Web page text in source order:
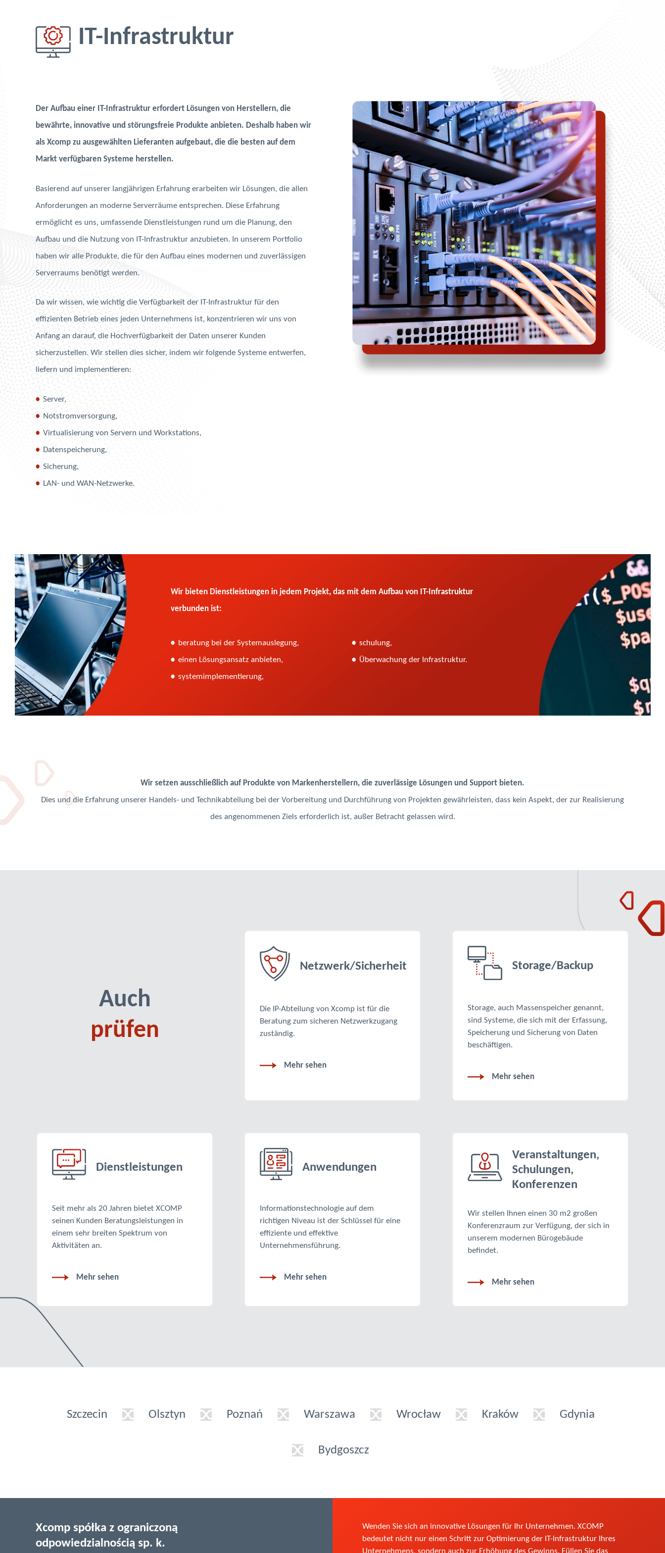
IT-Infrastruktur
Der Aufbau einer IT-Infrastruktur erfordert Lösungen von Herstellern, die
bewährte, innovative und störungsfreie Produkte anbieten. Deshalb haben wir
als Xcomp zu ausgewählten Lieferanten aufgebaut, die die besten auf dem
Markt verfügbaren Systeme herstellen.
Basierend auf unserer langjährigen Erfahrung erarbeiten wir Lösungen, die allen
Anforderungen an moderne Serverräume entsprechen. Diese Erfahrung
ermöglicht es uns, umfassende Dienstleistungen rund um die Planung, den
Aufbau und die Nutzung von IT-Infrastruktur anzubieten. In unserem Portfolio
haben wir alle Produkte, die für den Aufbau eines modernen und zuverlässigen
Serverraums benötigt werden.
Da wir wissen, wie wichtig die Verfügbarkeit der IT-Infrastruktur für den
effizienten Betrieb eines jeden Unternehmens ist, konzentrieren wir uns von
Anfang an darauf, die Hochverfügbarkeit der Daten unserer Kunden
sicherzustellen. Wir stellen dies sicher, indem wir folgende Systeme entwerfen,
liefern und implementieren:
Server,
Notstromversorgung,
Virtualisierung von Servern und Workstations,
Datenspeicherung,
Sicherung,
LAN- und WAN-Netzwerke.
Wir bieten Dienstleistungen in jedem Projekt, das mit dem Aufbau von IT-Infrastruktur
verbunden ist:
beratung bei der Systemauslegung,
einen Lösungsansatz anbieten,
systemimplementierung,
schulung,
Überwachung der Infrastruktur.
Wir setzen ausschließlich auf Produkte von Markenherstellern, die zuverlässige Lösungen und Support bieten.
Dies und die Erfahrung unserer Handels- und Technikabteilung bei der Vorbereitung und Durchführung von Projekten gewährleisten, dass kein Aspekt, der zur Realisierung
des angenommenen Ziels erforderlich ist, außer Betracht gelassen wird.
Auch
prüfen
Netzwerk/Sicherheit
Die IP-Abteilung von Xcomp ist für die
Beratung zum sicheren Netzwerkzugang
zuständig.
Mehr sehen
Storage/Backup
Storage, auch Massenspeicher genannt,
sind Systeme, die sich mit der Erfassung,
Speicherung und Sicherung von Daten
beschäftigen.
Mehr sehen
Dienstleistungen
Seit mehr als 20 Jahren bietet XCOMP
seinen Kunden Beratungsleistungen in
einem sehr breiten Spektrum von
Aktivitäten an.
Mehr sehen
Anwendungen
Informationstechnologie auf dem
richtigen Niveau ist der Schlüssel für eine
effiziente und effektive
Unternehmensführung.
Mehr sehen
Veranstaltungen,
Schulungen,
Konferenzen
Wir stellen Ihnen einen 30 m2 großen
Konferenzraum zur Verfügung, der sich in
unserem modernen Bürogebäude
befindet.
Mehr sehen
Szczecin Olsztyn Poznań Warszawa Wrocław Kraków Gdynia
Bydgoszcz
Xcomp spółka z ograniczoną
odpowiedzialnością sp. k.
Wenden Sie sich an innovative Lösungen für Ihr Unternehmen. XCOMP
bedeutet nicht nur einen Schritt zur Optimierung der IT-Infrastruktur Ihres
Unternehmens, sondern auch zur Erhöhung des Gewinns. Füllen Sie das